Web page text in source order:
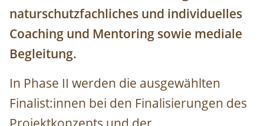
naturschutzfachliches und individuelles
Coaching und Mentoring sowie mediale
Begleitung.
In Phase II werden die ausgewählten
Finalist:innen bei den Finalisierungen des